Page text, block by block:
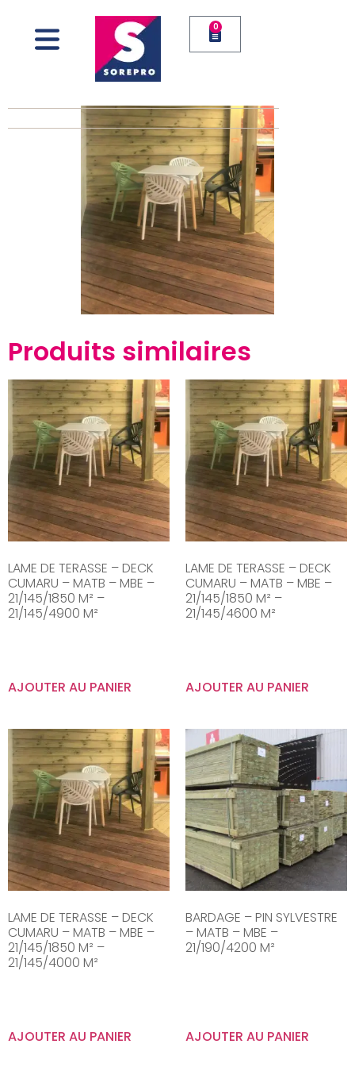
0
Produits similaires
LAME DE TERASSE – DECK
CUMARU – MATB – MBE –
21/145/1850 M² –
21/145/4900 M²
AJOUTER AU PANIER
LAME DE TERASSE – DECK
CUMARU – MATB – MBE –
21/145/1850 M² –
21/145/4600 M²
AJOUTER AU PANIER
LAME DE TERASSE – DECK
CUMARU – MATB – MBE –
21/145/1850 M² –
21/145/4000 M²
AJOUTER AU PANIER
BARDAGE – PIN SYLVESTRE
– MATB – MBE –
21/190/4200 M²
AJOUTER AU PANIER